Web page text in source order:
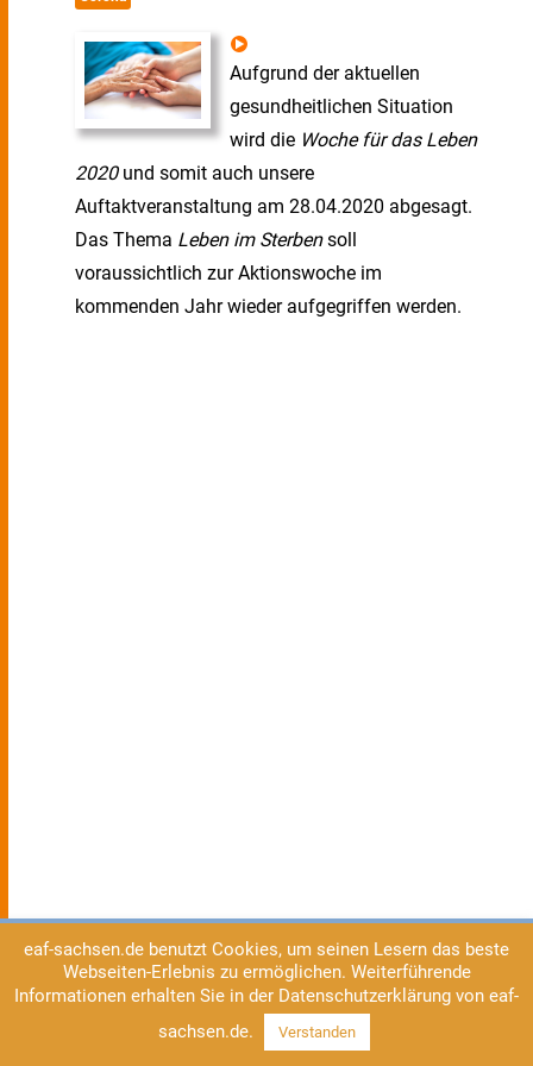
Aufgrund der aktuellen
gesundheitlichen Situation
wird die Woche für das Leben
2020und somit auch unsere
Auftaktveranstaltung am 28.04.2020 abgesagt.
Das Thema Leben im Sterbensoll
voraussichtlich zur Aktionswoche im
kommenden Jahr wieder aufgegriffen werden.
eaf-sachsen.de benutzt Cookies, um seinen Lesern das beste
Webseiten-Erlebnis zu ermöglichen. Weiterführende
Informationen erhalten Sie in der Datenschutzerklärung von eaf-
sachsen.de.
Verstanden